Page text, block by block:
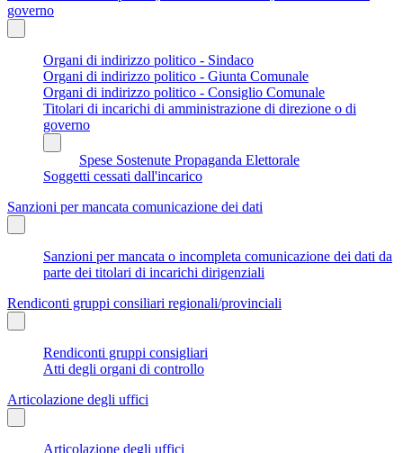
governo
Organi di indirizzo politico - Sindaco
Organi di indirizzo politico - Giunta Comunale
Organi di indirizzo politico - Consiglio Comunale
Titolari di incarichi di amministrazione di direzione o di
governo
Spese Sostenute Propaganda Elettorale
Soggetti cessati dall'incarico
Sanzioni per mancata comunicazione dei dati
Sanzioni per mancata o incompleta comunicazione dei dati da
parte dei titolari di incarichi dirigenziali
Rendiconti gruppi consiliari regionali/provinciali
Rendiconti gruppi consigliari
Atti degli organi di controllo
Articolazione degli uffici
Articolazione degli uffici